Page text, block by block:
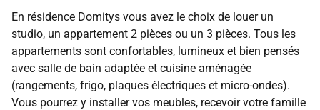
En résidence Domitys vous avez le choix de louer un
studio, un appartement 2 pièces ou un 3 pièces. Tous les
appartements sont confortables, lumineux et bien pensés
avec salle de bain adaptée et cuisine aménagée
(rangements, frigo, plaques électriques et micro-ondes).
Vous pourrez y installer vos meubles, recevoir votre famille